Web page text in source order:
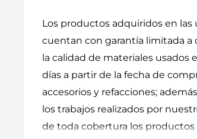
Los productos adquiridos en las
cuentan con garantía limitada a
la calidad de materiales
días a partir de la fecha de
accesorios y refacciones;
los trabajos realizados por
de toda cobertura los productos